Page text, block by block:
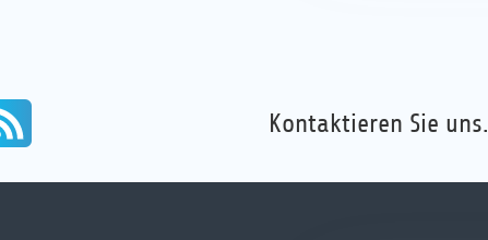
Kontaktieren Sie uns.